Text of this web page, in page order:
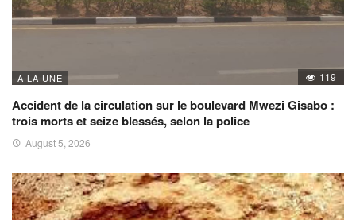
A LA UNE 119
Accident de la circulation sur le boulevard Mwezi Gisabo :
trois morts et seize blessés, selon la police
August 5, 2026